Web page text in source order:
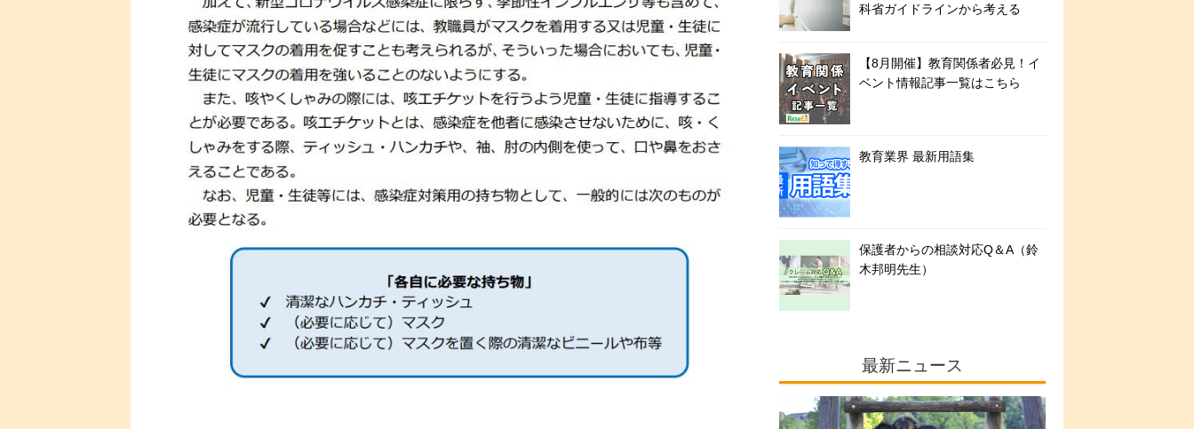
科省ガイドラインから考える
【8月開催】教育関係者必見！イ
ベント情報記事一覧はこちら
教育業界 最新用語集
保護者からの相談対応Q＆A（鈴
木邦明先生）
最新ニュース